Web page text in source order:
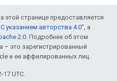
этой странице предоставляется
указанием авторства 4.0", а
2.0. Подробнее об этом
– это зарегистрированный
и ее аффилированных лиц.
17 UTC.